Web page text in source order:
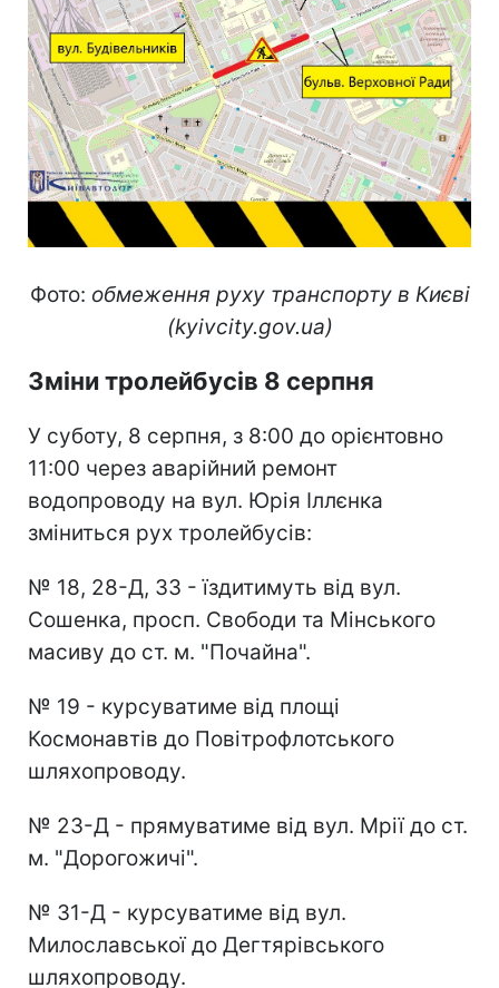
Фото: обмеження руху транспорту в Києві
(kyivcity.gov.ua)
Зміни тролейбусів 8 серпня
У суботу, 8 серпня, з 8:00 до орієнтовно
11:00 через аварійний ремонт
водопроводу на вул. Юрія Іллєнка
зміниться рух тролейбусів:
№ 18, 28-Д, 33 - їздитимуть від вул.
Сошенка, просп. Свободи та Мінського
масиву до ст. м. "Почайна".
№ 19 - курсуватиме від площі
Космонавтів до Повітрофлотського
шляхопроводу.
№ 23-Д - прямуватиме від вул. Мрії до ст.
м. "Дорогожичі".
№ 31-Д - курсуватиме від вул.
Милославської до Дегтярівського
шляхопроводу.